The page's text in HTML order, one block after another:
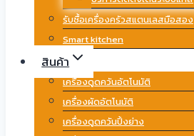
รับซื้อเครื่องครัวสแตนเลสมือสอง
Smart kitchen
สินค้า
เครื่องดูดควันอัตโนมัติ
เครื่องผัดอัตโนมัติ
เครื่องดูดควันปิ้งย่าง